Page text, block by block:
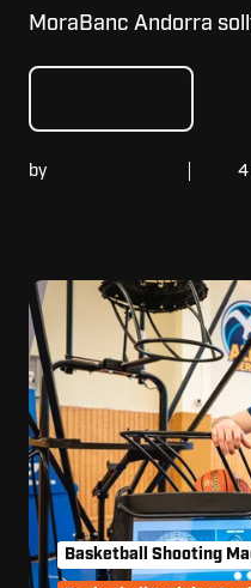
MoraBanc Andorra
by 4
Basketball Shooting